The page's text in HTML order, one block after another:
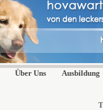
Über Uns Ausbildung